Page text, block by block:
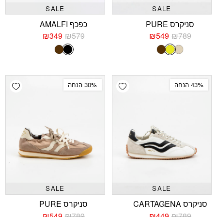
SALE
סניקרס PURE
₪789
המחיר
₪549המחיר
בז צהובחום
SALE
כפכף AMALFI
₪579
המחיר
₪349המחיר
שחורחום
Add wishlist 43% הנחה
SALE
סניקרס CARTAGENA
30% הנחה
SALE
סניקרס PURE